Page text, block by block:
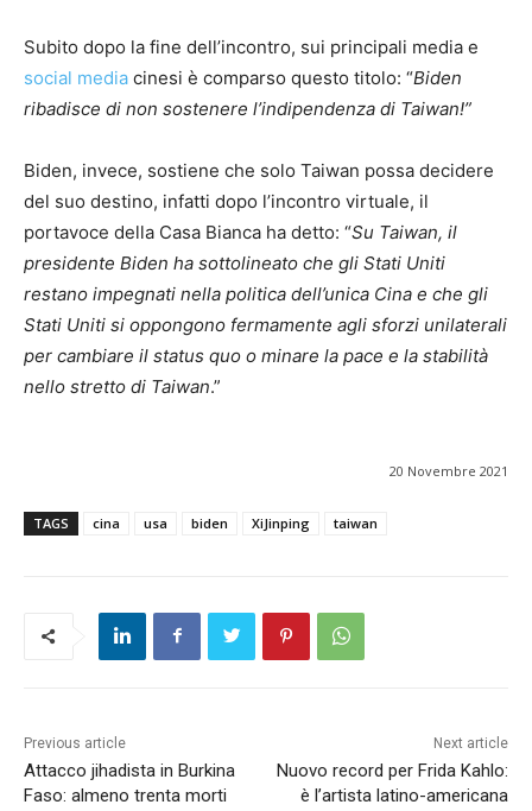
Subito dopo la fine dell’incontro, sui principali media e
social media cinesi è comparso questo titolo: “Biden
ribadisce di non sostenere l’indipendenza di Taiwan!”
Biden, invece, sostiene che solo Taiwan possa decidere
del suo destino, infatti dopo l’incontro virtuale, il
portavoce della Casa Bianca ha detto: “Su Taiwan, il
presidente Biden ha sottolineato che gli Stati Uniti
restano impegnati nella politica dell’unica Cina e che gli
Stati Uniti si oppongono fermamente agli sforzi unilaterali
per cambiare il status quo o minare la pace e la stabilità
nello stretto di Taiwan.”
20 Novembre 2021
TAGS cina usa biden XiJinping taiwan
Previous article
Attacco jihadista in Burkina
Faso: almeno trenta morti
Next article
Nuovo record per Frida Kahlo:
è l’artista latino-americana